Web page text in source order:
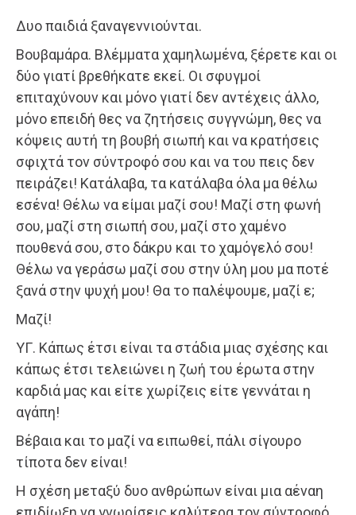
Δυο παιδιά ξαναγεννιούνται.
Βουβαμάρα. Βλέμματα χαμηλωμένα, ξέρετε και οι
δύο γιατί βρεθήκατε εκεί. Οι σφυγμοί
επιταχύνουν και μόνο γιατί δεν αντέχεις άλλο,
μόνο επειδή θες να ζητήσεις συγγνώμη, θες να
κόψεις αυτή τη βουβή σιωπή και να κρατήσεις
σφιχτά τον σύντροφό σου και να του πεις δεν
πειράζει! Κατάλαβα, τα κατάλαβα όλα μα θέλω
εσένα! Θέλω να είμαι μαζί σου! Μαζί στη φωνή
σου, μαζί στη σιωπή σου, μαζί στο χαμένο
πουθενά σου, στο δάκρυ και το χαμόγελό σου!
Θέλω να γεράσω μαζί σου στην ύλη μου μα ποτέ
ξανά στην ψυχή μου! Θα το παλέψουμε, μαζί ε;
Μαζί!
ΥΓ. Κάπως έτσι είναι τα στάδια μιας σχέσης και
κάπως έτσι τελειώνει η ζωή του έρωτα στην
καρδιά μας και είτε χωρίζεις είτε γεννάται η
αγάπη!
Βέβαια και το μαζί να ειπωθεί, πάλι σίγουρο
τίποτα δεν είναι!
Η σχέση μεταξύ δυο ανθρώπων είναι μια αέναη